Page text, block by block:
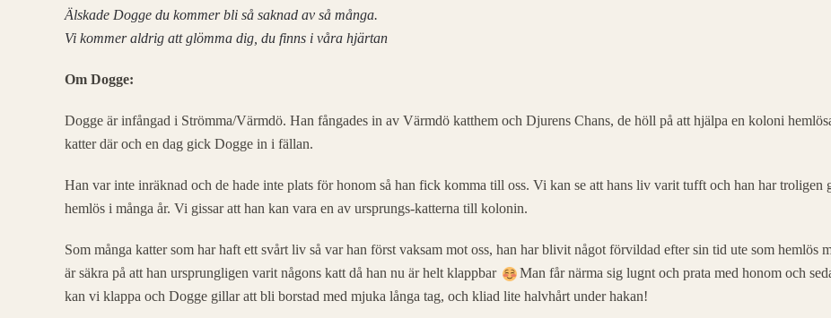
Älskade Dogge du kommer bli så saknad av så många.
Vi kommer aldrig att glömma dig, du finns i våra hjärtan
Om Dogge:
Dogge är infångad i Strömma/Värmdö. Han fångades in av Värmdö katthem och Djurens Chans, de höll på att hjälpa en koloni
katter där och en dag gick Dogge in i fällan.
Han var inte inräknad och de hade inte plats för honom så han fick komma till oss. Vi kan se att hans liv varit tufft och han har troligen
hemlös i många år. Vi gissar att han kan vara en av ursprungs-katterna till kolonin.
Som många katter som har haft ett svårt liv så var han först vaksam mot oss, han har blivit något förvildad efter sin tid ute som hemlös
är säkra på att han ursprungligen varit någons katt då han nu är helt klappbar
Man får närma sig lugnt och prata med honom och
kan vi klappa och Dogge gillar att bli borstad med mjuka långa tag, och kliad lite halvhårt under hakan!